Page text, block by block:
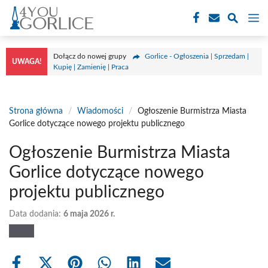
Przejdź
treści
UWAGA!
Dołącz do nowej grupy
Gorlice - Ogłoszenia | Sprzedam |
Kupię | Zamienię | Praca
Strona główna / Wiadomości /
Ogłoszenie Burmistrza Miasta
Gorlice dotyczące nowego projektu publicznego
Ogłoszenie Burmistrza Miasta
Gorlice dotyczące nowego
projektu publicznego
Data dodania: 6 maja 2026 r.